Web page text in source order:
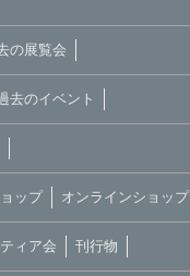
の展覧会
去のイベント
ップ オンラインショップ
ィア会 刊行物